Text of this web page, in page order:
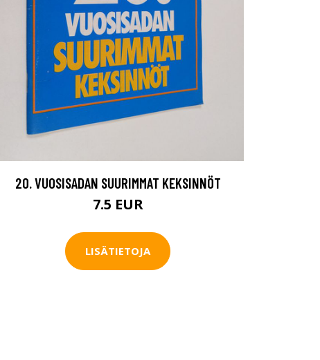
20. VUOSISADAN SUURIMMAT KEKSINNÖT
7.5 EUR
LISÄTIETOJA